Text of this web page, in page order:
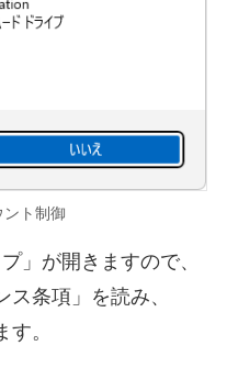
ト制御
」が開きますので、
ス条項」を読み、
。